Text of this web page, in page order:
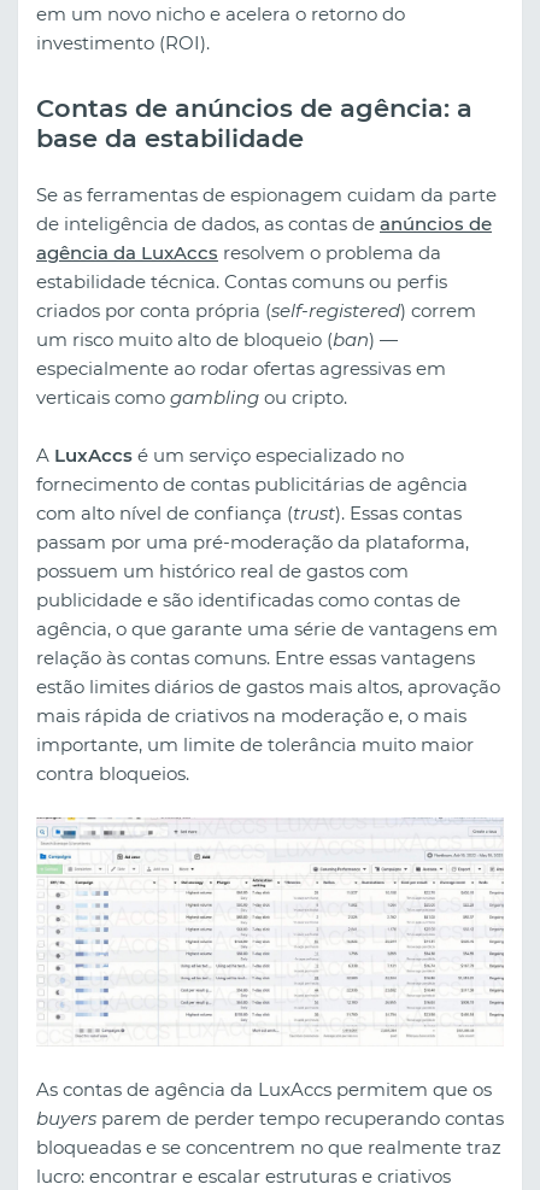
em um novo nicho e acelera o retorno do
investimento (ROI).
Contas de anúncios de agência: a
base da estabilidade
Se as ferramentas de espionagem cuidam da parte
de inteligência de dados, as contas de anúncios de
agência da LuxAccs resolvem o problema da
estabilidade técnica. Contas comuns ou perfis
criados por conta própria (self-registered) correm
um risco muito alto de bloqueio (ban) —
especialmente ao rodar ofertas agressivas em
verticais como gambling ou cripto.
A LuxAccs é um serviço especializado no
fornecimento de contas publicitárias de agência
com alto nível de confiança (trust). Essas contas
passam por uma pré-moderação da plataforma,
possuem um histórico real de gastos com
publicidade e são identificadas como contas de
agência, o que garante uma série de vantagens em
relação às contas comuns. Entre essas vantagens
estão limites diários de gastos mais altos, aprovação
mais rápida de criativos na moderação e, o mais
importante, um limite de tolerância muito maior
contra bloqueios.
As contas de agência da LuxAccs permitem que os
buyers parem de perder tempo recuperando contas
bloqueadas e se concentrem no que realmente traz
lucro: encontrar e escalar estruturas e criativos